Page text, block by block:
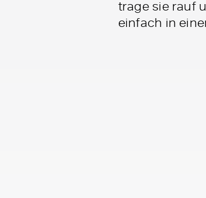
trage sie rauf
einfach in